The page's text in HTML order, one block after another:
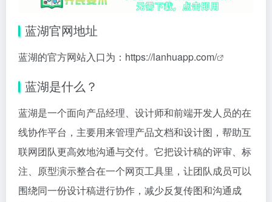
蓝湖官网地址
蓝湖的官方网站入口为： https://lanhuapp.com/
蓝湖是什么？
蓝湖是一个面向产品经理、设计师和前端开发人员的在
线协作平台，主要用来管理产品文档和设计图，帮助互
联网团队更高效地沟通与交付。它把设计稿的评审、标
注、原型演示整合在一个网页工具里，让团队成员可以
围绕同一份设计稿进行协作，减少反复传图和沟通成